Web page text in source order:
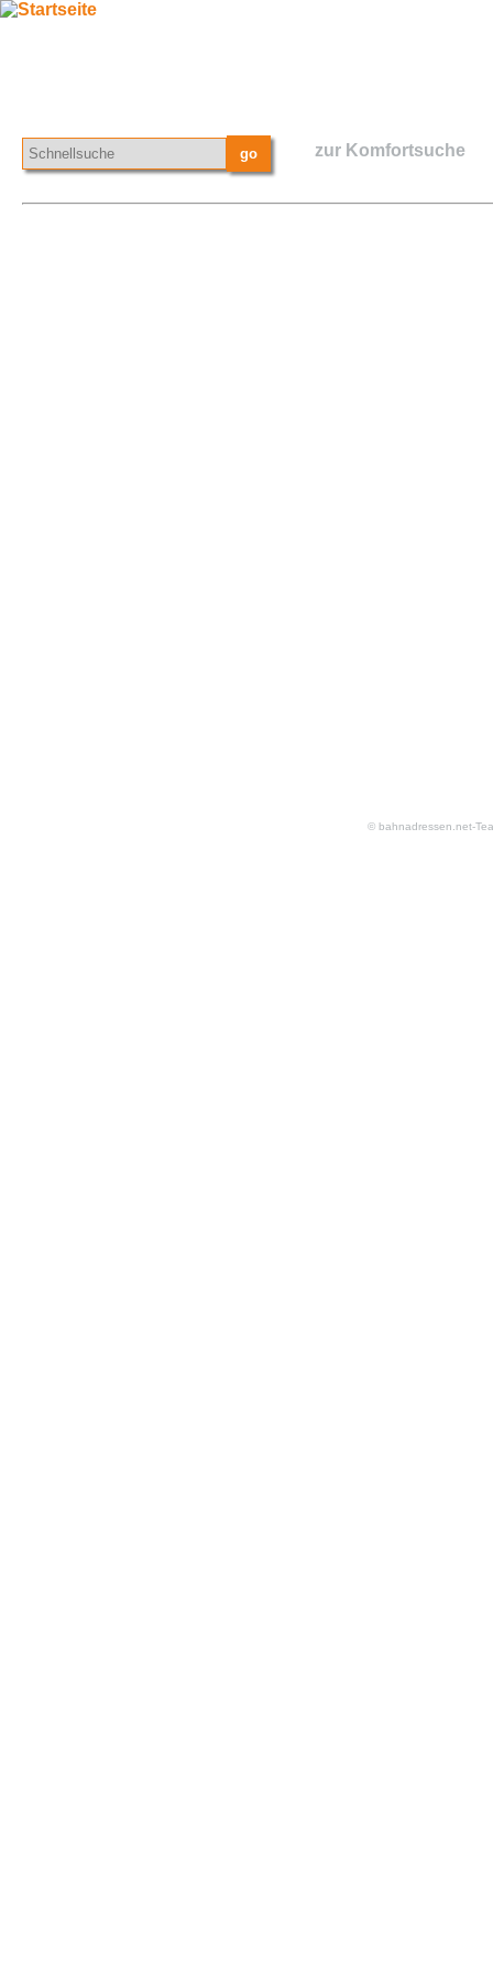
zur Komfortsuche
© bahnadressen.net-